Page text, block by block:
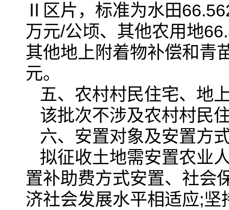
Ⅱ区片，标准为水田
万元/公顷、其他农用地
其他地上附着物补偿和青
元。
五、农村村民住宅、地
该批次不涉及农村村民
六、安置对象及安置方
拟征收土地需安置农业
置补助费方式安置、社会
济社会发展水平相适应;